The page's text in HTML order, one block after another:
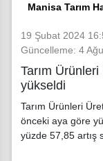
Manisa Tarım
19 Şubat 2024
Güncelleme: 4
Tarım
yükseldi
Tarım Ürünleri
önceki aya göre
yüzde 57,85 artış